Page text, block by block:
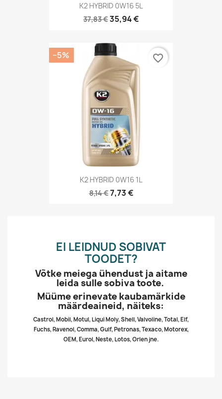
K2 HYBRID 0W16 5L
37,83 €35,94 €
K2 HYBRID 0W16 1L
8,14 €7,73 €
−5% favorite_border
EI LEIDNUD SOBIVAT
TOODET?
Võtke meiega ühendust ja aitame
leida sulle sobiva toote.
Müüme erinevate kaubamärkide
määrdeaineid, näiteks:
Castrol, Mobil, Motul, Liqui Moly, Shell, Valvoline, Total, Elf,
Fuchs, Ravenol, Comma, Gulf, Petronas, Texaco, Motorex,
OEM, Eurol, Neste, Lotos, Orlen jne.